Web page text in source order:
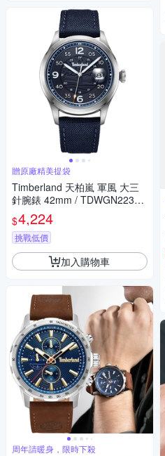
贈原廠精美提袋
Timberland 天柏嵐 軍風 大三
針腕錶 42mm / TDWGN22375
05
$4,224
挑戰低價
加入購物車
周年請暖身，限時下殺